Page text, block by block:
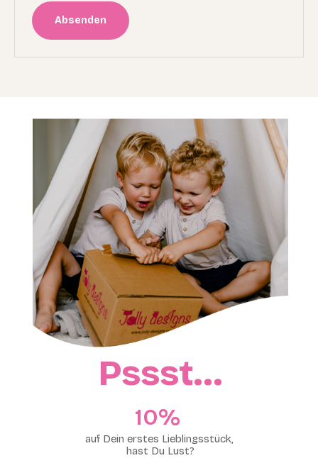
Absenden
Pssst…
10%​
auf Dein erstes Lieblingsstück,
hast Du Lust?